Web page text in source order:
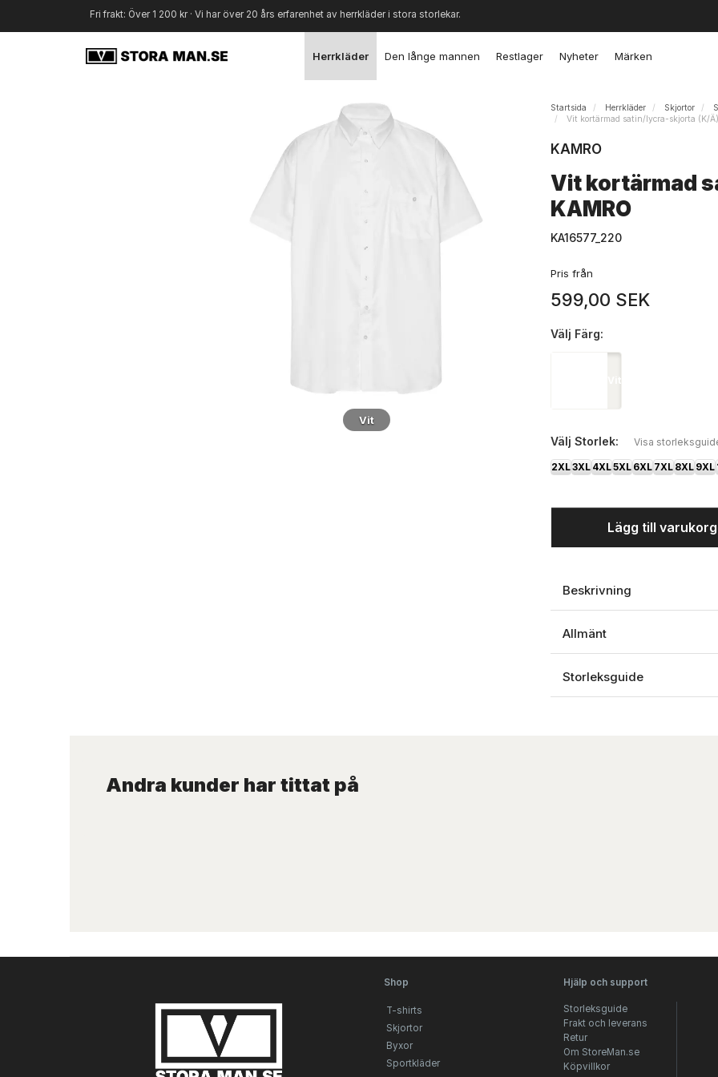
Fri frakt: Över 1 200 kr · Vi har över 20 års erfarenhet av herrkläder i stora storlekar.
Herrkläder Den långe mannen Restlager Nyheter Märken
Vit
Startsida Herrkläder Skjortor
Vit kortärmad satin/lycra-skjorta (K/
KAMRO
Vit kortärmad
KAMRO
KA16577_220
Pris från
599,00 SEK
Välj Färg:
Vit
Välj Storlek: Visa
2XL3XL 4XL5XL 6XL 7XL 8XL 9XL
Lägg till
Beskrivning
Allmänt
Storleksguide
Andra kunder har tittat på
Shop
T-shirts
Skjortor
Byxor
Sportkläder
Hjälp och support
Storleksguide
Frakt och leverans
Retur
Om StoreMan.se
Köpvillkor